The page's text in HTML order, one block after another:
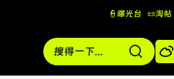
👮曝光台 📜淘帖
